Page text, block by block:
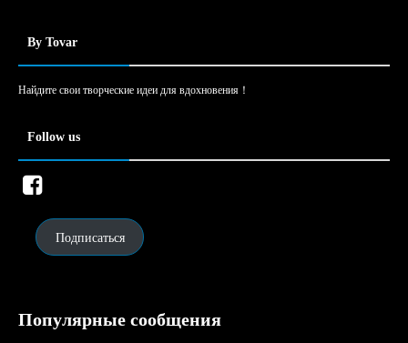
By Tovar
Найдите свои творческие идеи для вдохновения！
Follow us
Подписаться
Популярные сообщения